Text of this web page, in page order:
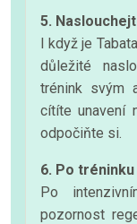
5.
I když je
důležité
trénink svým
cítíte unavení
odpočiňte si.
6. Po
Po
pozornost